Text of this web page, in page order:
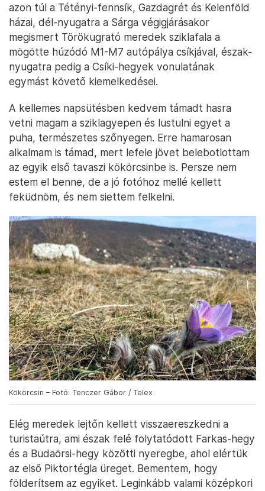
azon túl a Tétényi-fennsík, Gazdagrét és Kelenföld
házai, dél-nyugatra a Sárga végigjárásakor
megismert Törökugrató meredek sziklafala a
mögötte húzódó M1-M7 autópálya csíkjával, észak-
nyugatra pedig a Csíki-hegyek vonulatának
egymást követő kiemelkedései.
A kellemes napsütésben kedvem támadt hasra
vetni magam a sziklagyepen és lustulni egyet a
puha, természetes szőnyegen. Erre hamarosan
alkalmam is támad, mert lefele jövet belebotlottam
az egyik első tavaszi kökörcsinbe is. Persze nem
estem el benne, de a jó fotóhoz mellé kellett
feküdnöm, és nem siettem felkelni.
Kökörcsin – Fotó: Tenczer Gábor / Telex
Elég meredek lejtőn kellett visszaereszkedni a
turistaútra, ami észak felé folytatódott Farkas-hegy
és a Budaörsi-hegy közötti nyeregbe, ahol elértük
az első Piktortégla üreget. Bementem, hogy
földerítsem az egyiket. Leginkább valami középkori